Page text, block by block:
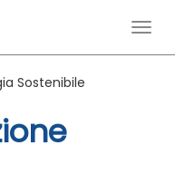
Sostenibile